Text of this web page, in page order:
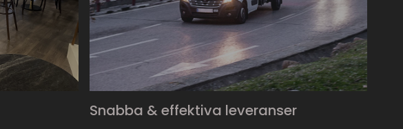
Snabba & effektiva leveranser